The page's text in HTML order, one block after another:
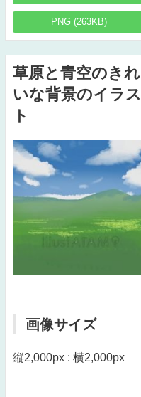
PNG (263KB)
草原と青空のきれ
いな背景のイラス
ト
画像サイズ
縦2,000px : 横2,000px